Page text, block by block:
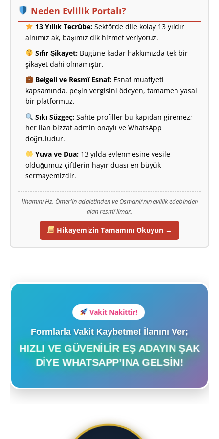
Neden Evlilik Portalı?
13 Yıllık Tecrübe:Sektörde dile kolay 13 yıldır
alnımız ak, başımız dik hizmet veriyoruz.
Sıfır Şikayet:Bugüne kadar hakkımızda tek bir
şikayet dahi olmamıştır.
Belgeli ve Resmî Esnaf:Esnaf muafiyeti
kapsamında, peşin vergisini ödeyen, tamamen yasal
bir platformuz.
Sıkı Süzgeç:Sahte profiller bu kapıdan giremez;
her ilan bizzat admin onaylı ve WhatsApp
doğruludur.
Yuva ve Dua:13 yılda evlenmesine vesile
olduğumuz çiftlerin hayır duası en büyük
sermayemizdir.
İlhamını Hz. Ömer'in adaletinden ve Osmanlı'nın evlilik edebinden
alan resmî liman.
Hikayemizin Tamamını Okuyun →
Vakit Nakittir!
Formlarla Vakit Kaybetme! İlanını Ver;
HIZLI VE GÜVENILIR EŞ ADAYIN ŞAK
DIYE WHATSAPP’INA GELSIN!